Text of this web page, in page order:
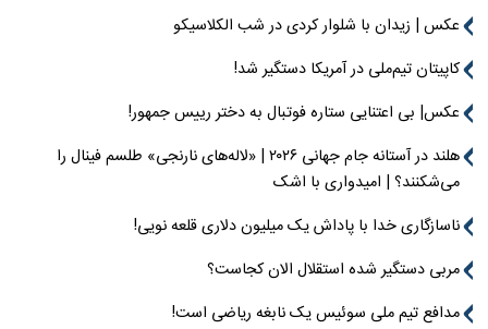
عکس | زیدان با شلوار کردی در شب الکلاسیکو
کاپیتان تیم‌ملی در آمریکا دستگیر شد!
عکس| بی اعتنایی ستاره فوتبال به دختر رییس جمهور!
هلند در آستانه جام جهانی ۲۰۲۶ | «لاله‌های نارنجی» طلسم فینال را
می‌شکنند؟ | امیدواری با اشک
ناسازگاری خدا با پاداش یک میلیون دلاری قلعه نویی!
مربی دستگیر شده استقلال الان کجاست؟
مدافع تیم ملی سوئیس یک نابغه ریاضی است!